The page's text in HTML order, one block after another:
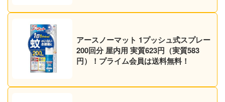
アースノーマット 1プッシュ式スプレー
200回分 屋内用 実質623円（実質583
円）！プライム会員は送料無料！